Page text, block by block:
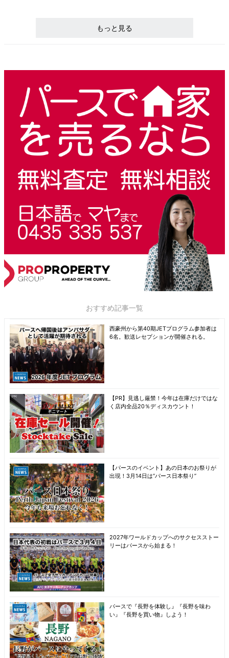
もっと見る
おすすめ記事一覧
西豪州から第40期JETプログラム参加者は
6名。歓送レセプションが開催される。
【PR】見逃し厳禁！今年は在庫だけではな
く店内全品20％ディスカウント！
【パースのイベント】あの日本のお祭りが
出現！3月14日は“パース日本祭り”
2027年ワールドカップへのサクセスストー
リーはパースから始まる！
パースで『長野を体験し』『長野を味わ
い』『長野を買い物』しよう！